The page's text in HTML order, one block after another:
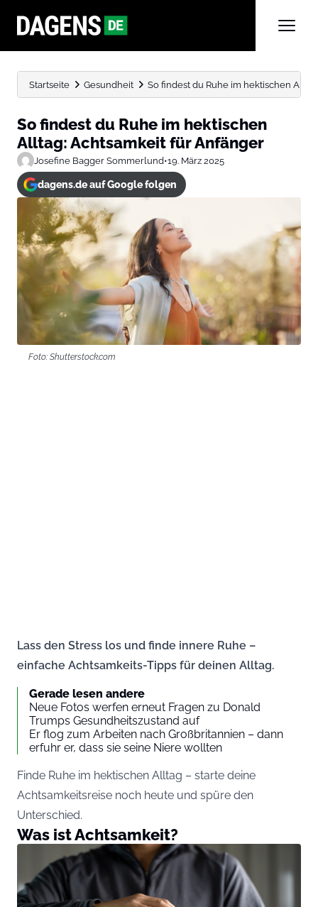
Startseite Gesundheit So findest du Ruhe im hektischen
So findest du Ruhe im hektischen
Alltag: Achtsamkeit für Anfänger
Josefine Bagger Sommerlund•19. März 2025
dagens.de auf Google folgen
Foto: Shutterstock.com
Lass den Stress los und finde innere Ruhe –
einfache Achtsamkeits-Tipps für deinen Alltag.
Gerade lesen andere
Neue Fotos werfen erneut Fragen zu Donald
Trumps Gesundheitszustand auf
Er flog zum Arbeiten nach Großbritannien – dann
erfuhr er, dass sie seine Niere wollten
Finde Ruhe im hektischen Alltag – starte deine
Achtsamkeitsreise noch heute und spüre den
Unterschied.
Was ist Achtsamkeit?